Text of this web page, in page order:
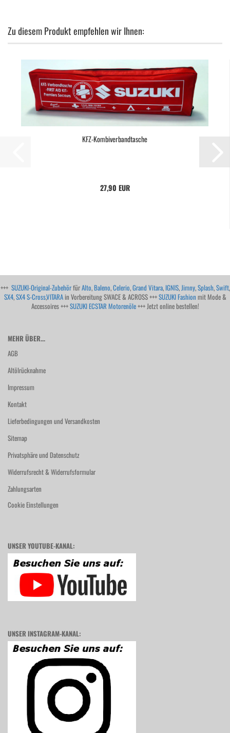
Zu diesem Produkt empfehlen wir Ihnen:
KFZ-Kombiverbandtasche
27,90 EUR
+++ SUZUKI-Original-ZubehörfürAlto,Baleno,Celerio,Grand Vitara, IGNIS,Jimny,Splash,Swift,
SX4,SX4 S-Cross,VITARAin Vorbereitung SWACE & ACROSS +++SUZUKI Fashion mit Mode &
Accessoires +++SUZUKI ECSTAR Motorenöle+++ Jetzt online bestellen!
MEHR ÜBER...
AGB
Altölrücknahme
Impressum
Kontakt
Lieferbedingungen und Versandkosten
Sitemap
Privatsphäre und Datenschutz
Widerrufsrecht & Widerrufsformular
Zahlungsarten
Cookie Einstellungen
UNSER YOUTUBE-KANAL:
UNSER INSTAGRAM-KANAL: